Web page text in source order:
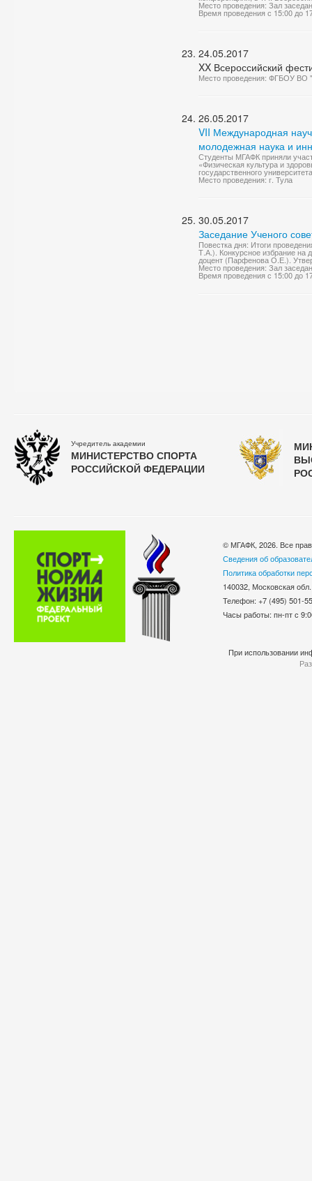
Место проведения: Зал
Время проведения с 15:00 до
24.05.2017
XX Всероссийский
Место проведения: ФГБОУ ВО
26.05.2017
VII Международная
молодежная наука и
Студенты МГАФК приняли
«Физическая культура и
государственного
Место проведения: г. Тула
30.05.2017
Заседание Ученого
Повестка дня: Итоги
Т.А.). Конкурсное избрание на
доцент (Парфенова О.Е.).
Место проведения: Зал
Время проведения с 15:00 до
Учредитель академии
МИНИСТЕРСТВО СПОРТА
РОССИЙСКОЙ ФЕДЕРАЦИИ
© МГАФК, 2026. Все
Сведения об
Политика обработки
140032, Московская
Телефон: +7 (495)
Часы работы: пн-пт с
При использовании